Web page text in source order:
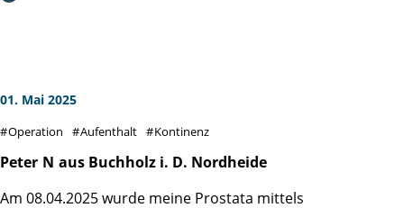
Küchenfrauen, Psycho-Onkologe Alex bis hin zu den
uns Patienten geht, welches der nächste richtige Schritt ist
und begleiteten jeden einzelnen mit emphatischer
01. Mai 2025
Operation Aufenthalt Kontinenz
Peter N aus Buchholz i. D. Nordheide
Am 08.04.2025 wurde meine Prostata mittels